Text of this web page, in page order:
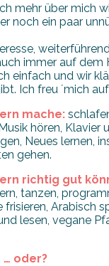
mehr über mich
noch ein paar
immer auf dem
einfach und wir
Ich freu ́ mich
mache:
hören, Klavier
Neues lernen,
gehen.
richtig gut
tanzen,
frisieren, Arabisch
lesen, vegane
oder?